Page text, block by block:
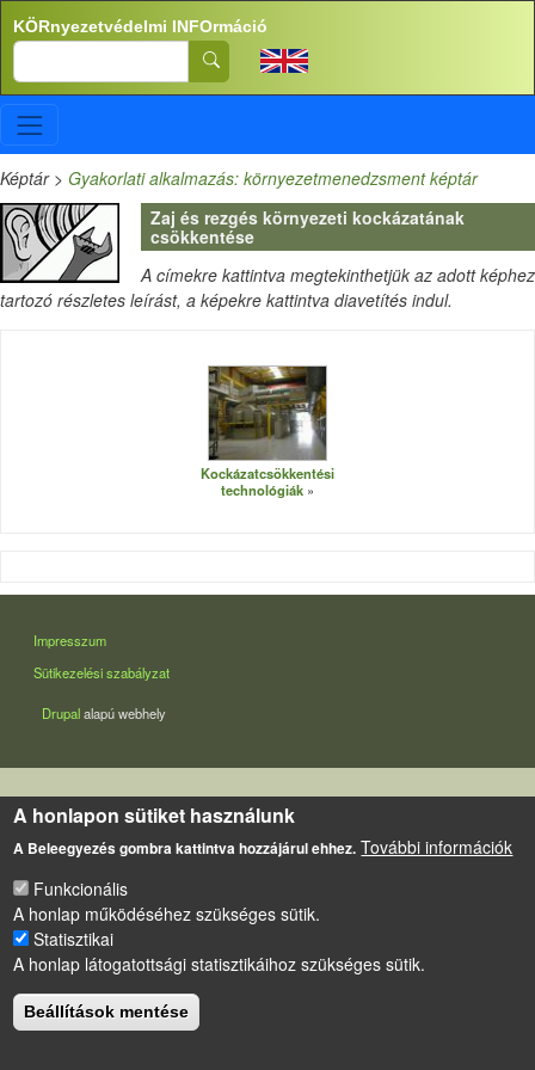
Ugrás a tartalomra
KÖRnyezetvédelmi INFOrmáció
Search
Képtár> Gyakorlati alkalmazás: környezetmenedzsment képtár
Zaj és rezgés környezeti kockázatának
csökkentése
A címekre kattintva megtekinthetjük az adott képhez
tartozó részletes leírást, a képekre kattintva diavetítés indul.
Kockázatcsökkentési
technológiák
LÁBLÉC
Impresszum
Sütikezelési szabályzat
Drupalalapú webhely
A honlapon sütiket használunk
A Beleegyezés gombra kattintva hozzájárul ehhez. További információk
Funkcionális
A honlap működéséhez szükséges sütik.
Statisztikai
A honlap látogatottsági statisztikáihoz szükséges sütik.
Beállítások mentése